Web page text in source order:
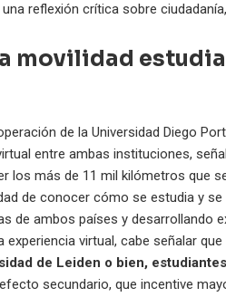
reflexión crítica sobre
movilidad
de la Universidad Diego
entre ambas instituciones,
los más de 11 mil kilómetros que
de conocer cómo se estudia y se
de ambos países y desarrollando
virtual, cabe señalar que
de Leiden o bien,
secundario, que incentive